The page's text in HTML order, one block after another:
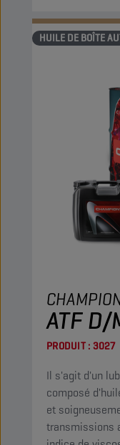
HUILE DE BOÎTE
ATF D/
PRODUIT : 3027
Il s'agit d'un
composé
et
transmissions